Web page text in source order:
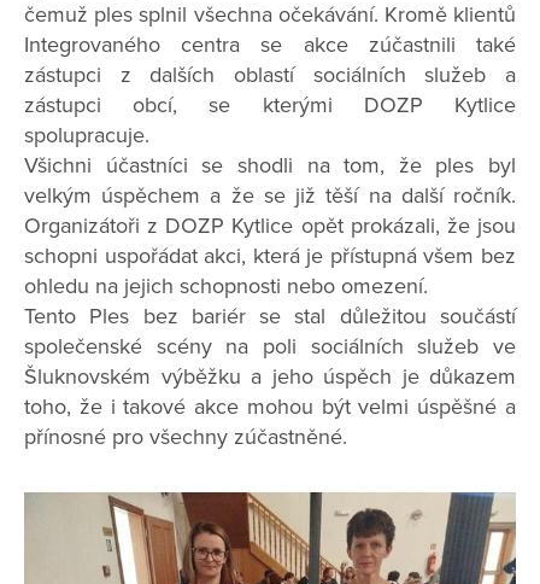
čemuž ples splnil všechna očekávání. Kromě klientů
Integrovaného centra se akce zúčastnili také
zástupci z dalších oblastí sociálních služeb a
zástupci obcí, se kterými DOZP Kytlice
spolupracuje.
Všichni účastníci se shodli na tom, že ples byl
velkým úspěchem a že se již těší na další ročník.
Organizátoři z DOZP Kytlice opět prokázali, že jsou
schopni uspořádat akci, která je přístupná všem bez
ohledu na jejich schopnosti nebo omezení.
Tento Ples bez bariér se stal důležitou součástí
společenské scény na poli sociálních služeb ve
Šluknovském výběžku a jeho úspěch je důkazem
toho, že i takové akce mohou být velmi úspěšné a
přínosné pro všechny zúčastněné.